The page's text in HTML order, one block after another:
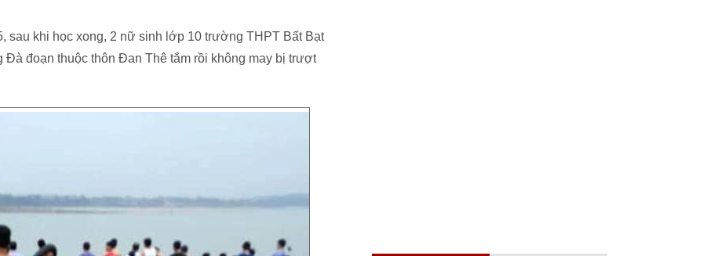
sau khi học xong, 2 nữ sinh lớp 10 trường THPT Bất Bạt
đoạn thuộc thôn Đan Thê tắm rồi không may bị trượt